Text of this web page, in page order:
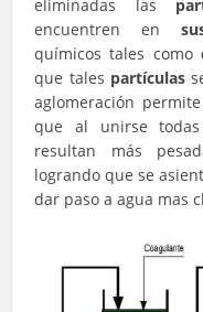
eliminadas las
encuentren en
químicos tales como
que tales partículas
aglomeración
que al unirse
resultan más
logrando que se
dar paso a agua mas